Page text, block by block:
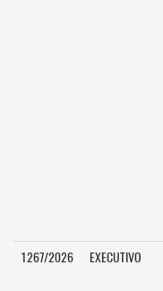
1267/2026 EXECUTIVO